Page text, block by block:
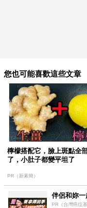
您也可能喜歡這些文章
檸檬搭配它，臉上斑點全
了，小肚子都變平坦了
PR（新素簡）
伴侶和妳一
PR（台灣癌症基